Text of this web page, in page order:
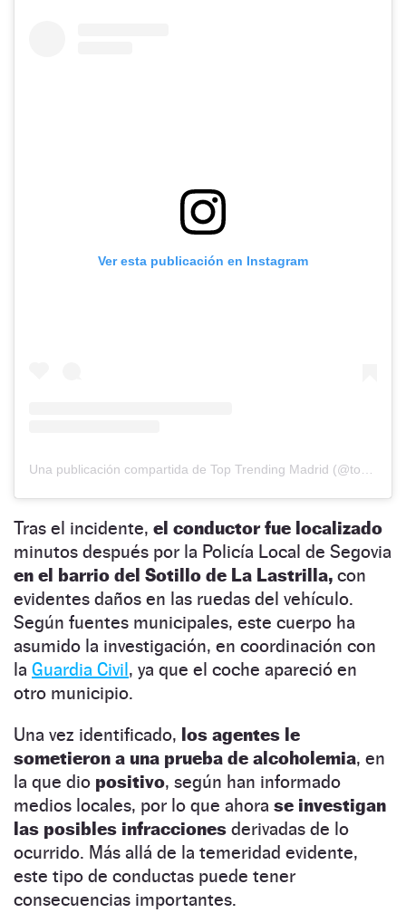
Ver esta publicación en Instagram
Una publicación compartida de Top Trending Madrid (@toptrendingmadrid)
Tras el incidente, el conductor fue localizado
minutos después por la Policía Local de Segovia
en el barrio del Sotillo de La Lastrilla, con
evidentes daños en las ruedas del vehículo.
Según fuentes municipales, este cuerpo ha
asumido la investigación, en coordinación con
la Guardia Civil, ya que el coche apareció en
otro municipio.
Una vez identificado, los agentes le
sometieron a una prueba de alcoholemia, en
la que dio positivo, según han informado
medios locales, por lo que ahora se investigan
las posibles infracciones derivadas de lo
ocurrido. Más allá de la temeridad evidente,
este tipo de conductas puede tener
consecuencias importantes.